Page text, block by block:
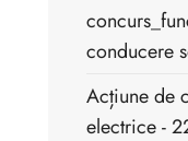
conducere
Acțiune de
electrice -